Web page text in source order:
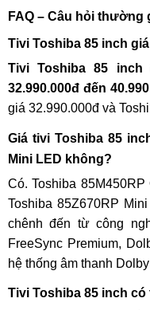
FAQ – Câu hỏi thường
Tivi Toshiba 85 inch
Tivi Toshiba 85 inch
32.990.000đ đến
giá 32.990.000đ và
Giá tivi Toshiba 85
Mini LED không?
Có. Toshiba
Toshiba 85Z670RP
chênh đến từ công
FreeSync Premium,
hệ thống âm thanh
Tivi Toshiba 85 inch